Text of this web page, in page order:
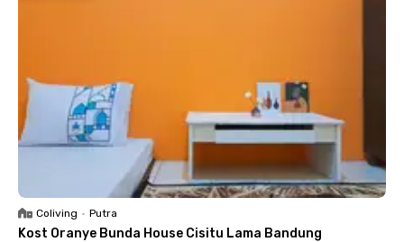
Coliving • Putra
Kost Oranye Bunda House Cisitu Lama Bandung